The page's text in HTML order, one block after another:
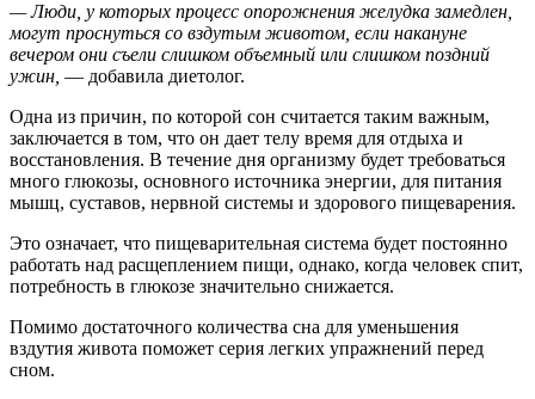
— Люди, у которых процесс опорожнения желудка замедлен,
могут проснуться со вздутым животом, если накануне
вечером они съели слишком объемный или слишком поздний
ужин, — добавила диетолог.
Одна из причин, по которой сон считается таким важным,
заключается в том, что он дает телу время для отдыха и
восстановления. В течение дня организму будет требоваться
много глюкозы, основного источника энергии, для питания
мышц, суставов, нервной системы и здорового пищеварения.
Это означает, что пищеварительная система будет постоянно
работать над расщеплением пищи, однако, когда человек спит,
потребность в глюкозе значительно снижается.
Помимо достаточного количества сна для уменьшения
вздутия живота поможет серия легких упражнений перед
сном.